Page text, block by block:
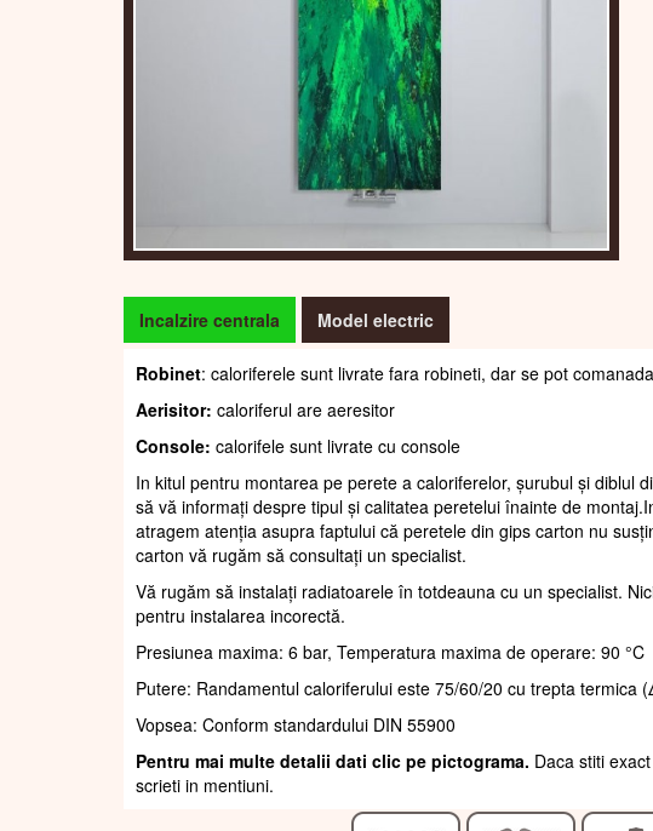
Incalzire centrala Model electric
Robinet: caloriferele sunt livrate fara robineti, dar se pot
Aerisitor: caloriferul are aeresitor
Console: calorifele sunt livrate cu console
In kitul pentru montarea pe perete a caloriferelor, șurubul și diblul
să vă informați despre tipul și calitatea peretelui înainte de
atragem atenția asupra faptului că peretele din gips carton nu
carton vă rugăm să consultați un specialist.
Vă rugăm să instalați radiatoarele în totdeauna cu un specialist.
pentru instalarea incorectă.
Presiunea maxima: 6 bar, Temperatura maxima de operare: 90 °C
Putere: Randamentul caloriferului este 75/60/20 cu trepta termica
Vopsea: Conform standardului DIN 55900
Pentru mai multe detalii dati clic pe pictograma. Daca stiti
scrieti in mentiuni.